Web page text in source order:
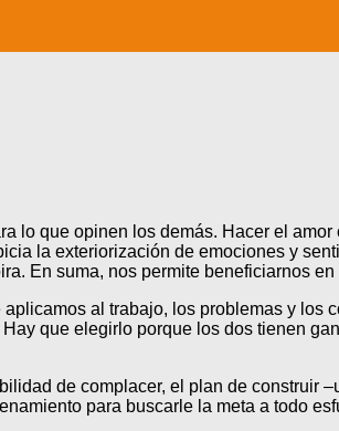
lo que opinen los demás. Hacer el
la exteriorización de emociones y
En suma, nos permite beneficiarnos
al trabajo, los problemas y los
que elegirlo porque los dos tienen
de complacer, el plan de construir
para buscarle la meta a todo